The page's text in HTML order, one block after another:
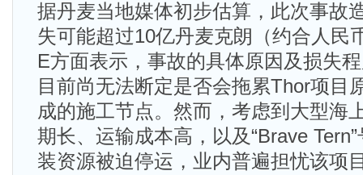
据丹麦当地媒体初步估算，此次事故
失可能超过10亿丹麦克朗（约合人民
E方面表示，事故的具体原因及损失
目前尚无法断定是否会拖累Thor项目
成的施工节点。然而，考虑到大型海
期长、运输成本高，以及“Brave
装资源被迫停运，业内普遍担忧该项